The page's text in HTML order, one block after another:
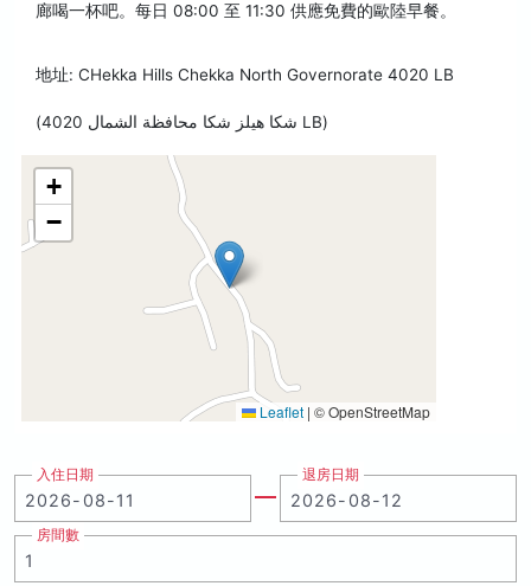
廊喝一杯吧。每日 08:00 至 11:30 供應免費的歐陸早餐。
地址: CHekka Hills Chekka North Governorate 4020 LB
(شكا هيلز شكا محافظة الشمال 4020 LB)
+
−
Leaflet | © OpenStreetMap
入住日期 退房日期
房間數